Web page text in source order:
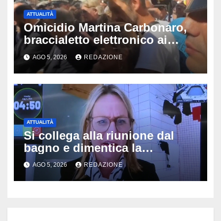
ATTUALITÀ
Omicidio Martina Carbonaro,
braccialetto elettronico ai
genitori della 14enne: non
potranno avvicinarsi alla
famiglia di Alessio Tucci
AGO 5, 2026 REDAZIONE
ATTUALITÀ
Si collega alla riunione dal
bagno e dimentica la
telecamera accesa: tutti
vedono il bucato, il video
diventa virale
AGO 5, 2026 REDAZIONE